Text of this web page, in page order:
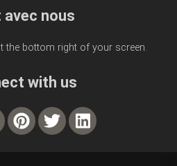
avec nous
the bottom right of your screen.
with us